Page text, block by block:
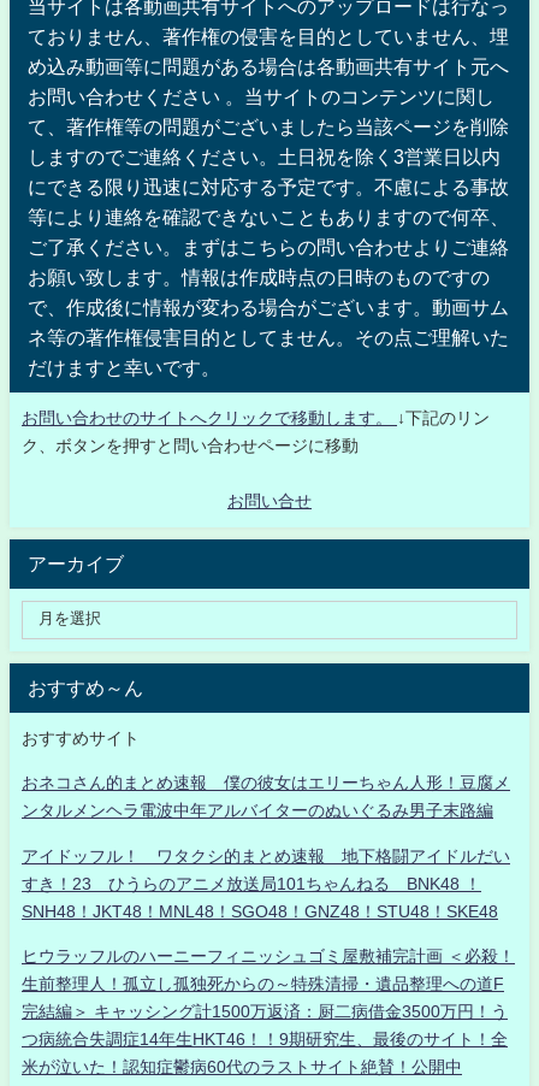
当サイトは各動画共有サイトへのアップロードは行なっ
ておりません、著作権の侵害を目的としていません、埋
め込み動画等に問題がある場合は各動画共有サイト元へ
お問い合わせください 。当サイトのコンテンツに関し
て、著作権等の問題がございましたら当該ページを削除
しますのでご連絡ください。土日祝を除く3営業日以内
にできる限り迅速に対応する予定です。不慮による事故
等により連絡を確認できないこともありますので何卒、
ご了承ください。まずはこちらの問い合わせよりご連絡
お願い致します。情報は作成時点の日時のものですの
で、作成後に情報が変わる場合がございます。動画サム
ネ等の著作権侵害目的としてません。その点ご理解いた
だけますと幸いです。
お問い合わせのサイトへクリックで移動します。
↓下記のリン
ク、ボタンを押すと問い合わせページに移動
お問い合せ
アーカイブ
おすすめ～ん
おすすめサイト
おネコさん的まとめ速報 僕の彼女はエリーちゃん人形！豆腐メ
ンタルメンヘラ電波中年アルバイターのぬいぐるみ男子末路編
アイドッフル！ ワタクシ的まとめ速報 地下格闘アイドルだい
すき！23 ひうらのアニメ放送局101ちゃんねる BNK48 ！
SNH48！JKT48！MNL48！SGO48！GNZ48！STU48！SKE48
ヒウラッフルのハーニーフィニッシュゴミ屋敷補完計画 ＜必殺！
生前整理人！孤立し孤独死からの～特殊清掃・遺品整理への道F
完結編＞ キャッシング計1500万返済：厨二病借金3500万円！う
つ病統合失調症14年生HKT46！！9期研究生、最後のサイト！全
米が泣いた！認知症鬱病60代のラストサイト絶賛！公開中